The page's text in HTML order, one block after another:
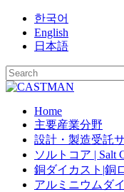
Skip
content
한국어
English
日本語
Home
主要産業分野
設計・製造受託
ソルトコア | Salt
銅ダイカスト|銅
アルミニウムダ